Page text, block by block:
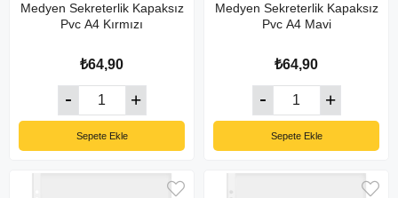
Medyen Sekreterlik Kapaksız
Pvc A4 Kırmızı
₺64,90
Sepete Ekle
Medyen Sekreterlik Kapaksız
Pvc A4 Mavi
₺64,90
Sepete Ekle